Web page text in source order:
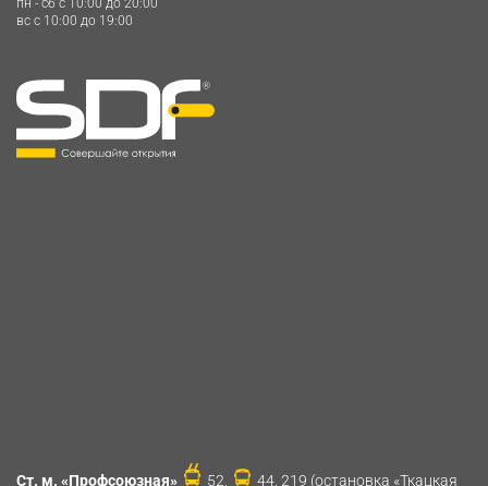
пн - сб c 10:00 до 20:00
вс c 10:00 до 19:00
Ст. м. «Профсоюзная» 52, 44, 219 (остановка «Ткацкая